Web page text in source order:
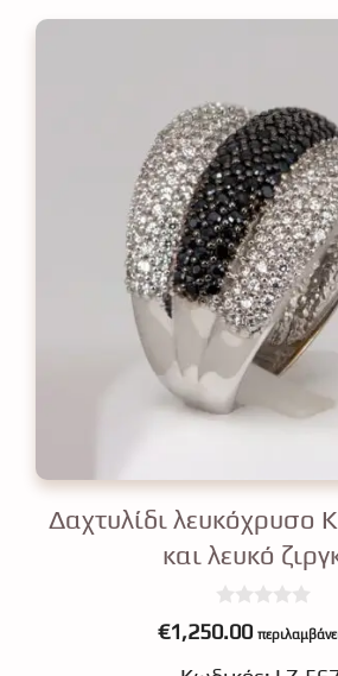
Δαχτυλίδι λευκόχρυσο
και λευκό
0
o
€1,250.00